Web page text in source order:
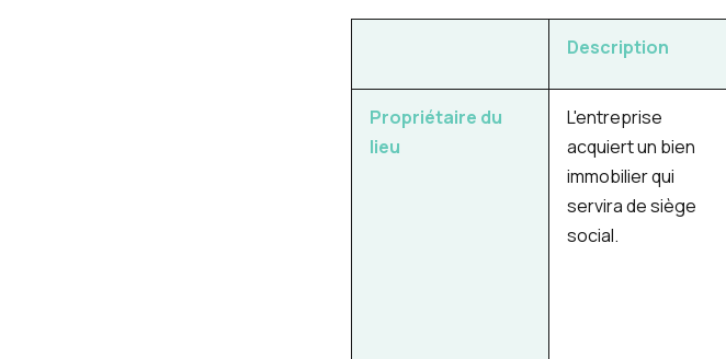
Description
Propriétaire du
lieu
L'entreprise
acquiert un bien
immobilier qui
servira de siège
social.